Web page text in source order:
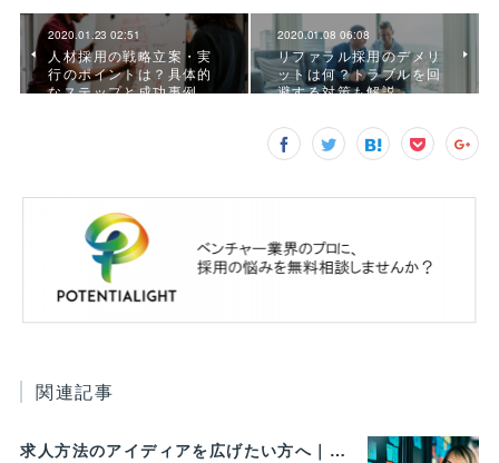
2020.01.23 02:51
人材採用の戦略立案・実
行のポイントは？具体的
なステップと成功事例…
2020.01.08 06:08
リファラル採用のデメリ
ットは何？トラブルを回
避する対策も解説
関連記事
求人方法のアイディアを広げたい方へ｜事例や手法をまとめて紹介